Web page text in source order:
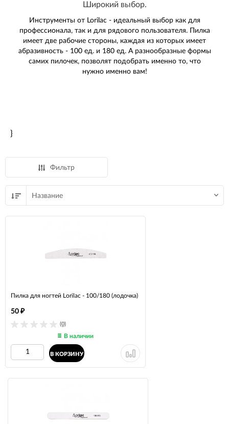
Широкий выбор.
Инструменты от Lorilac - идеальный выбор как для
профессионала, так и для рядового пользователя. Пилка
имеет две рабочие стороны, каждая из которых имеет
абразивность - 100 ед. и 180 ед. А разнообразные формы
самих пилочек, позволят подобрать именно то, что
нужно именно вам!
}
Фильтр
Название
Пилка для ногтей Lorilac - 100/180 (лодочка)
(0)
50 ₽
В наличии
В КОРЗИНУ